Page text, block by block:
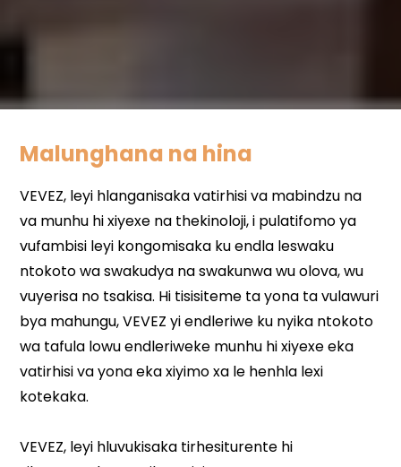
Malunghana na hina